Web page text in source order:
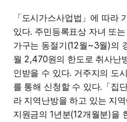
「도시가스사업법」에 따라
있다. 주민등록표상 자녀 또
가구는 동절기(12월~3월)의
월 2,470원의 한도로 취사난
인받을 수 있다. 거주지의 도
를 통해 신청할 수 있다.「집
라 지역난방을 하고 있는 지
지원금의 1년분(12개월분)을